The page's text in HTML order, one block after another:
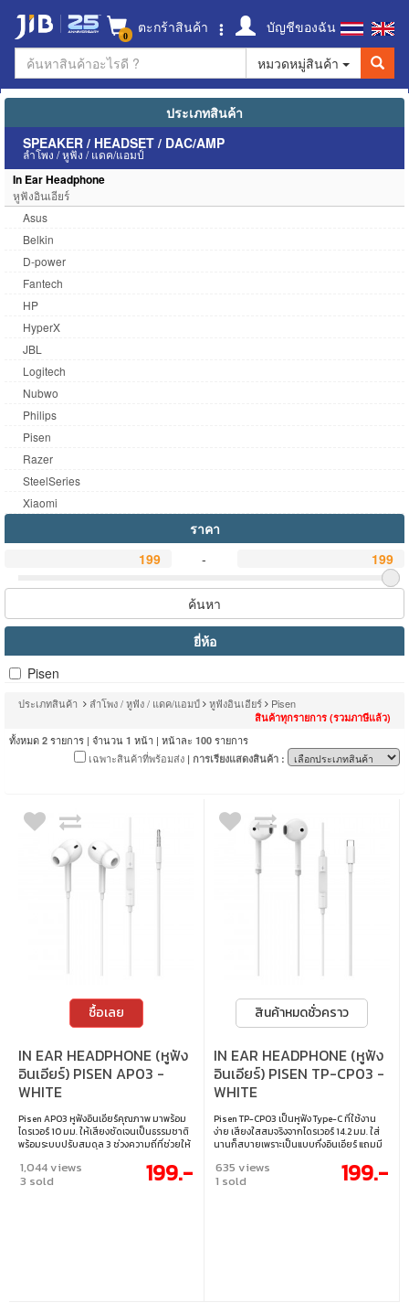
0 ตะกร้าสินค้า
บัญชีของฉัน
หมวดหมู่สินค้า
ประเภทสินค้า
SPEAKER / HEADSET / DAC/AMP
ลำโพง / หูฟัง / แดค/แอมป์
In Ear Headphone
หูฟังอินเอียร์
Asus
Belkin
D-power
Fantech
HP
HyperX
JBL
Logitech
Nubwo
Philips
Pisen
Razer
SteelSeries
Xiaomi
ราคา
-
ค้นหา
ยี่ห้อ
Pisen
ประเภทสินค้า ลำโพง / หูฟัง / แดค/แอมป์ หูฟังอินเอียร์ Pisen
สินค้าทุกรายการ (รวมภาษีแล้ว)
ทั้งหมด 2 รายการ | จำนวน 1 หน้า | หน้าละ 100 รายการ
เฉพาะสินค้าที่พร้อมส่ง | การเรียงแสดงสินค้า :
ซื้อเลย
IN EAR HEADPHONE (หูฟัง
อินเอียร์) PISEN AP03 -
WHITE
Pisen AP03 หูฟังอินเอียร์คุณภาพ มาพร้อม
ไดรเวอร์ 10 มม. ให้เสียงชัดเจนเป็นธรรมชาติ
พร้อมระบบปรับสมดุล 3 ช่วงความถี่ที่ช่วยให้
สนุกทุกแนว ไมโครโฟนมีระบบลดเสียงรบกวน
ช่วยให้คุยโทรศัพท์ชัดขึ้น สายยาว 1.2 เมตร
1,044 views
3 sold 199.-
สินค้าหมดชั่วคราว
IN EAR HEADPHONE (หูฟัง
อินเอียร์) PISEN TP-CP03 -
WHITE
Pisen TP-CP03 เป็นหูฟัง Type-C ที่ใช้งาน
ง่าย เสียงใสสมจริงจากไดรเวอร์ 14.2 มม. ใส่
นานก็สบายเพราะเป็นแบบกึ่งอินเอียร์ แถมมี
แข็งแรงเหมาะใช้ทุกวัน. • ไดรเวอร์ 14.2 มม. ให้
เสียงใส คมชัดเป็นธรรมชาติ • ใส่นานสบาย
635 views
1 sold 199.-